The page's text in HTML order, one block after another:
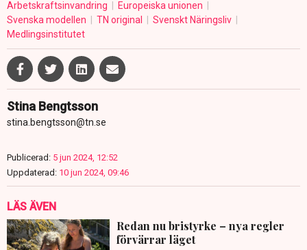
Arbetskraftsinvandring
Europeiska unionen
Svenska modellen
TN original
Svenskt Näringsliv
Medlingsinstitutet
Stina Bengtsson
stina.bengtsson@tn.se
Publicerad: 5 jun 2024, 12:52
Uppdaterad: 10 jun 2024, 09:46
LÄS ÄVEN
Redan nu bristyrke – nya regler
förvärrar läget